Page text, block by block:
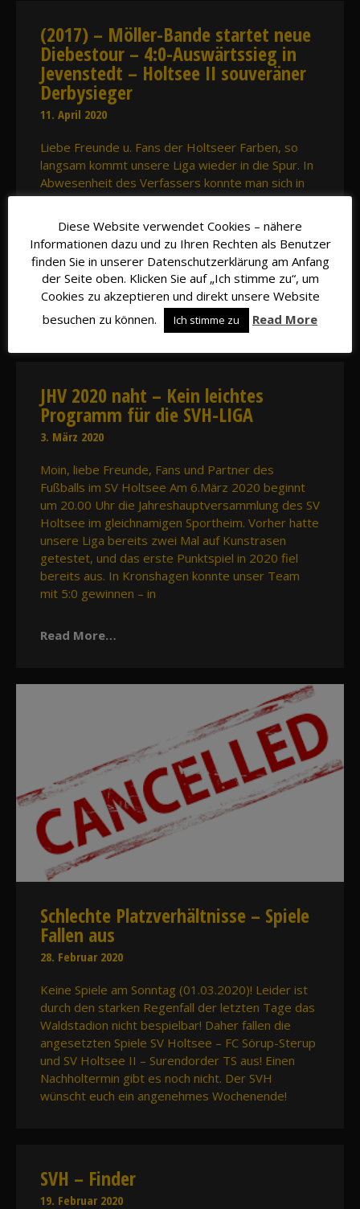
(2017) – Möller-Bande startet neue
Diebestour – 4:0-Auswärtssieg in
Jevenstedt – Holtsee II souveräner
Derbysieger
11. April 2020
Liebe Freunde u. Fans der Holtseer Farben, so
langsam kommt unsere Liga wieder in die Spur. In
Abwesenheit des Verfassers konnte man sich in
Jevenstedt gegen die Reserve mit 0:4 –
Halbzeitstand 0:1 durchsetzen. Im Vergleich zum
Osterstedt-Spiel kehrten die Marten-Brüder
sowie Peter Scheffler zurück ins Team. Nach
langer Pause wieder dabei – Julian Jacobsen
Read More…
JHV 2020 naht – Kein leichtes
Programm für die SVH-LIGA
3. März 2020
Moin, liebe Freunde, Fans und Partner des
Fußballs im SV Holtsee Am 6.März 2020 beginnt
um 20.00 Uhr die Jahreshauptversammlung des SV
Holtsee im gleichnamigen Sportheim. Vorher hatte
unsere Liga bereits zwei Mal auf Kunstrasen
getestet, und das erste Punktspiel in 2020 fiel
bereits aus. In Kronshagen konnte unser Team
mit 5:0 gewinnen – in
Read More…
Schlechte Platzverhältnisse – Spiele
Fallen aus
28. Februar 2020
Keine Spiele am Sonntag (01.03.2020)! Leider ist
durch den starken Regenfall der letzten Tage das
Waldstadion nicht bespielbar! Daher fallen die
angesetzten Spiele SV Holtsee – FC Sörup-Sterup
und SV Holtsee II – Surendorder TS aus! Einen
Nachholtermin gibt es noch nicht. Der SVH
wünscht euch ein angenehmes Wochenende!
SVH – Finder
19. Februar 2020
Diese Website verwendet Cookies – nähere
Informationen dazu und zu Ihren Rechten als Benutzer
finden Sie in unserer Datenschutzerklärung am Anfang
der Seite oben. Klicken Sie auf „Ich stimme zu“, um
Cookies zu akzeptieren und direkt unsere Website
besuchen zu können.
Ich stimme zu Read More